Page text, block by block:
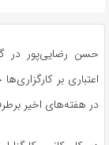
حسن رضایی‌پور در
اعتباری بر
در هفته‌های اخیر